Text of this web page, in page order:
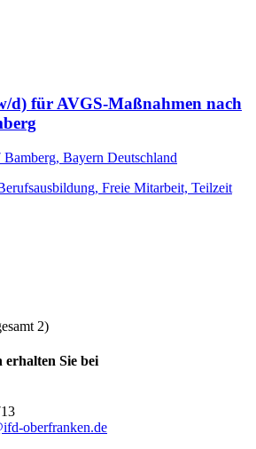
d) für AVGS-Maßnahmen nach
Bayern Deutschland
Freie Mitarbeit, Teilzeit
2)
Sie bei
oberfranken.de